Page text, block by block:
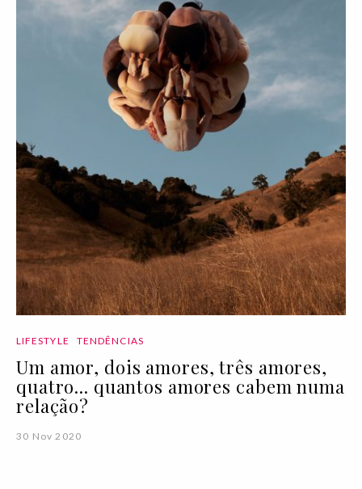
LIFESTYLE TENDÊNCIAS
Um amor, dois amores, três amores,
quatro... quantos amores cabem numa
relação?
30 Nov 2020